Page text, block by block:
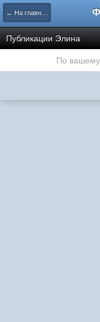
← На главную
Публикации Элина
По вашему